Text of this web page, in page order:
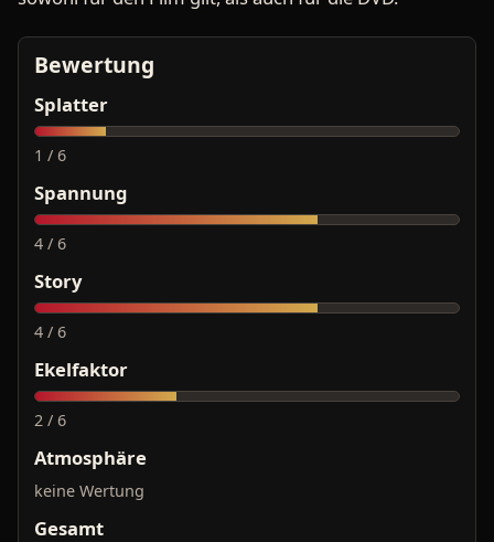
Bewertung
Splatter
1 / 6
Spannung
4 / 6
Story
4 / 6
Ekelfaktor
2 / 6
Atmosphäre
keine Wertung
Gesamt